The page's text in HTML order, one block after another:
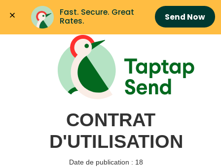
Fast. Secure. Great
Rates.
Send Now
CONTRAT
D'UTILISATION
Date de publication : 18